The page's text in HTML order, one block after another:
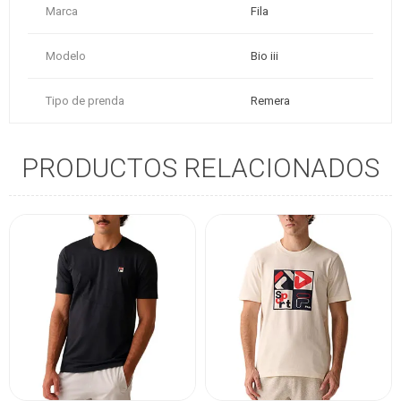
Marca Fila
Modelo Bio iii
Tipo de prenda Remera
PRODUCTOS RELACIONADOS